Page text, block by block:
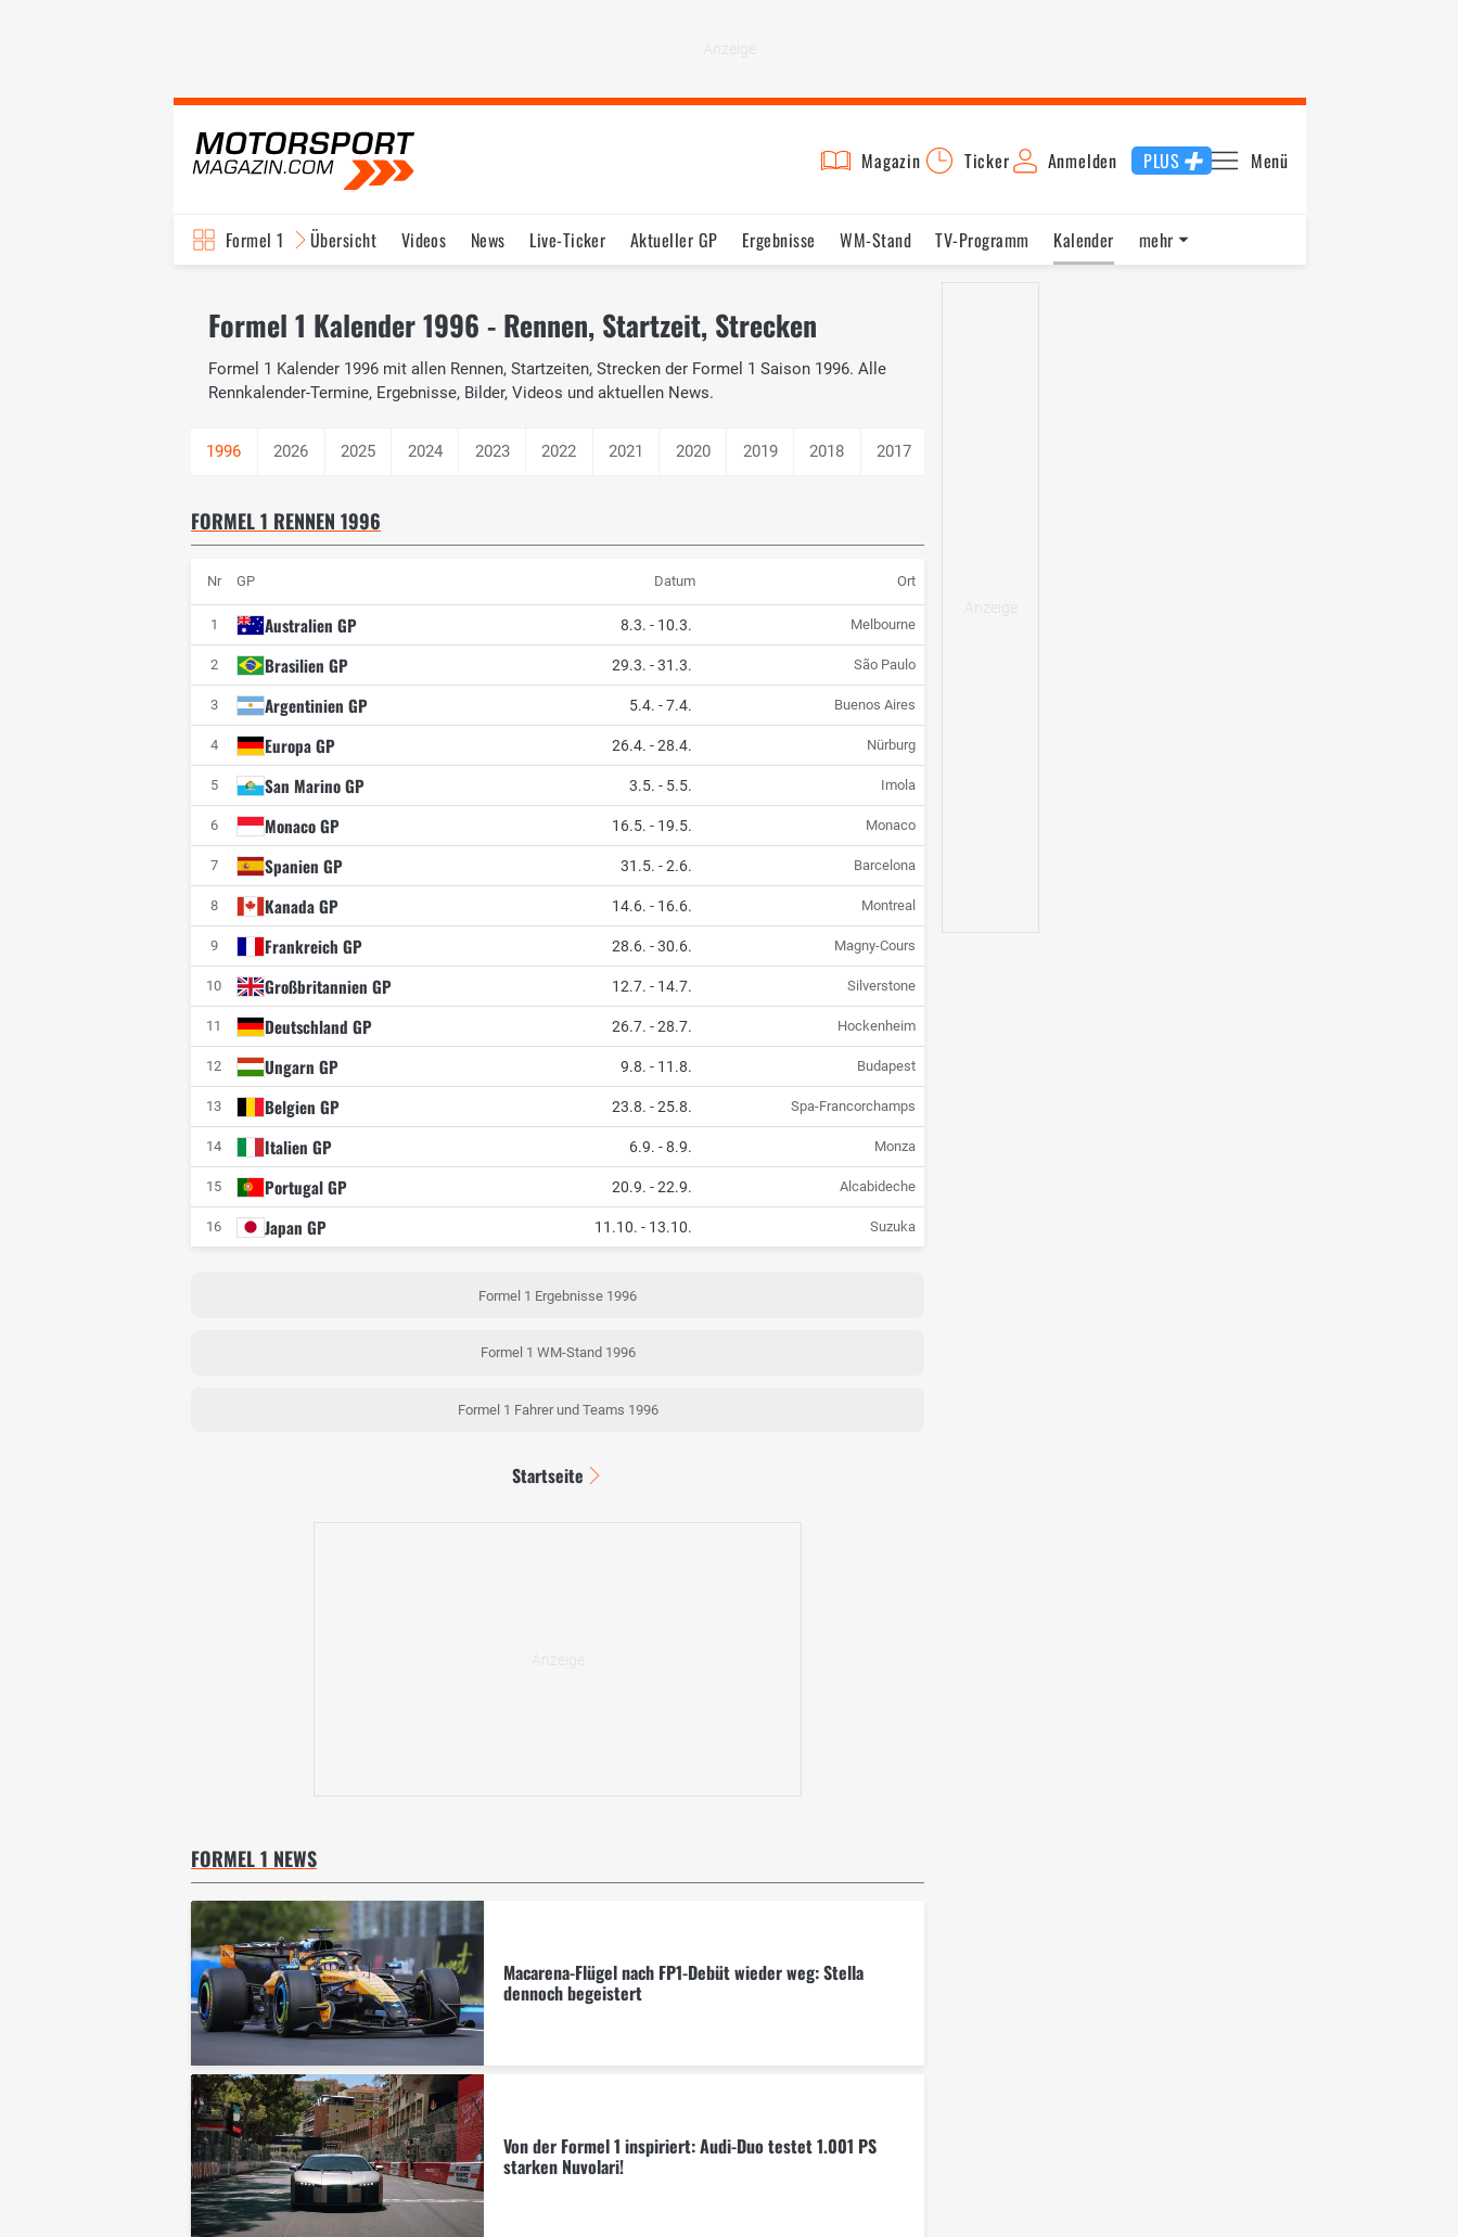
Magazin Ticker Anmelden PLUS Menü
Formel 1 Übersicht Videos News Live-Ticker Aktueller GP Ergebnisse WM-Stand TV-Programm
Kalender
mehr
Formel 1 Kalender 1996 - Rennen, Startzeit, Strecken
Formel 1 Kalender 1996 mit allen Rennen, Startzeiten, Strecken der Formel 1 Saison 1996. Alle
Rennkalender-Termine, Ergebnisse, Bilder, Videos und aktuellen News.
2026 2025 2024 2023 2022 2021 2020 2019 2018 2017
FORMEL 1 RENNEN 1996
Nr GP Datum Ort
1 Australien GP 8.3. - 10.3. Melbourne
2 Brasilien GP 29.3. -31.3. São Paulo
3 Argentinien GP 5.4. -7.4. Buenos Aires
4 Europa GP 26.4. -28.4. Nürburg
5 San Marino GP 3.5. - 5.5. Imola
6 Monaco GP 16.5. - 19.5. Monaco
7 Spanien GP 31.5. -2.6. Barcelona
8 Kanada GP 14.6. - 16.6. Montreal
9 Frankreich GP 28.6. -30.6. Magny-Cours
10 Großbritannien GP 12.7. - 14.7. Silverstone
11 Deutschland GP 26.7. -28.7. Hockenheim
12 Ungarn GP 9.8. - 11.8. Budapest
13 Belgien GP 23.8. -25.8. Spa-Francorchamps
14 Italien GP 6.9. -8.9. Monza
15 Portugal GP 20.9. -22.9. Alcabideche
16 Japan GP 11.10. - 13.10. Suzuka
Formel 1 Ergebnisse 1996
Formel 1 WM-Stand 1996
Formel 1 Fahrer und Teams 1996
Startseite
FORMEL 1 NEWS
Macarena-Flügel nach FP1-Debüt wieder weg: Stella
dennoch begeistert
Von der Formel 1 inspiriert: Audi-Duo testet 1.001 PS
starken Nuvolari!